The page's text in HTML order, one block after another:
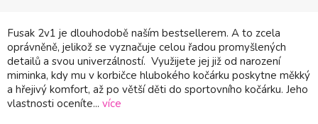
Fusak 2v1 je dlouhodobě naším bestsellerem. A to zcela
oprávněně, jelikož se vyznačuje celou řadou promyšlených
detailů a svou univerzálností. Využijete jej již od narození
miminka, kdy mu v korbičce hlubokého kočárku poskytne měkký
a hřejivý komfort, až po větší děti do sportovního kočárku. Jeho
vlastnosti oceníte... více